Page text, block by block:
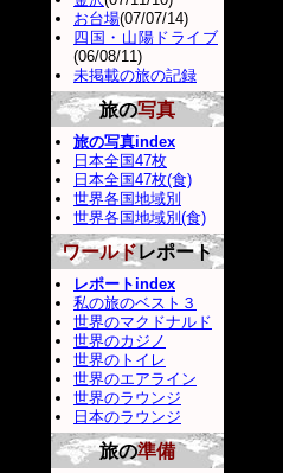
お台場(07/07/14)
四国・山陽ドライブ
(06/08/11)
未掲載の旅の記録
旅の写真
旅の写真index
日本全国47枚
日本全国47枚(食)
世界各国地域別
世界各国地域別(食)
ワールドレポート
レポートindex
私の旅のベスト３
世界のマクドナルド
世界のカジノ
世界のトイレ
世界のエアライン
世界のラウンジ
日本のラウンジ
旅の準備